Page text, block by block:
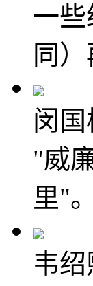
一
同）
闵国
"威
里"
韦绍